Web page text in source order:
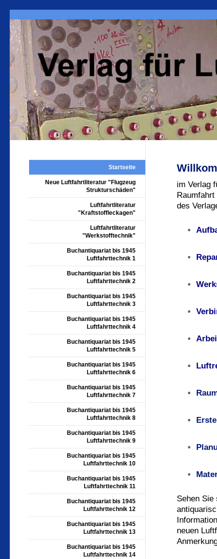
im Verlag
des
Sehen Sie
neuen
Startseite
Neue Luftfahrtliteratur "Flugzeug
Strukturschäden"
Luftfahrtliteratur
"Kraftstoffleckagen"
Luftfahrtliteratur
"Werkstofftechnik"
Buchantiquariat bis 1945
Luftfahrttechnik 1
Buchantiquariat bis 1945
Luftfahrttechnik 2
Buchantiquariat bis 1945
Luftfahrttechnik 3
Buchantiquariat bis 1945
Luftfahrttechnik 4
Buchantiquariat bis 1945
Luftfahrttechnik 5
Buchantiquariat bis 1945
Luftfahrttechnik 6
Buchantiquariat bis 1945
Luftfahrttechnik 7
Buchantiquariat bis 1945
Luftfahrttechnik 8
Buchantiquariat bis 1945
Luftfahrttechnik 9
Buchantiquariat bis 1945
Luftfahrttechnik 10
Buchantiquariat bis 1945
Luftfahrttechnik 11
Buchantiquariat bis 1945
Luftfahrttechnik 12
Buchantiquariat bis 1945
Luftfahrttechnik 13
Buchantiquariat bis 1945
Luftfahrttechnik 14